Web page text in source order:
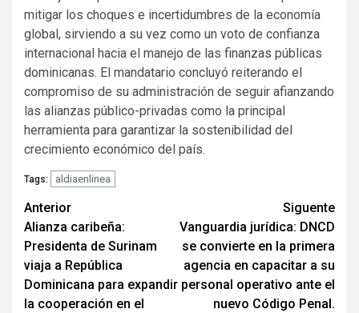
mitigar los choques e incertidumbres de la economía
global, sirviendo a su vez como un voto de confianza
internacional hacia el manejo de las finanzas públicas
dominicanas. El mandatario concluyó reiterando el
compromiso de su administración de seguir afianzando
las alianzas público-privadas como la principal
herramienta para garantizar la sostenibilidad del
crecimiento económico del país.
Tags: aldiaenlinea
Navegación
de
entradas
Anterior
Alianza caribeña:
Presidenta de Surinam
viaja a República
Dominicana para expandir
la cooperación en el
Siguente
Vanguardia jurídica: DNCD
se convierte en la primera
agencia en capacitar a su
personal operativo ante el
nuevo Código Penal.